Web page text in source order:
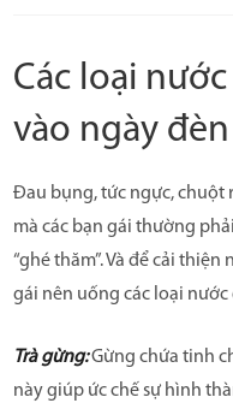
Các loại
vào ngày
Đau bụng, tức ngực,
mà các bạn gái thường
“ghé thăm”. Và để cải
gái nên uống các loại
Trà gừng:Gừng chứa tinh
này giúp ức chế sự hình